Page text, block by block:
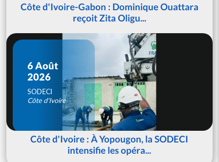
Côte d'Ivoire-Gabon : Dominique Ouattara
reçoit Zita Oligu...
6 Août
2026
SODECI
Côte d'Ivoire
Côte d'Ivoire : À Yopougon, la SODECI
intensifie les opéra...